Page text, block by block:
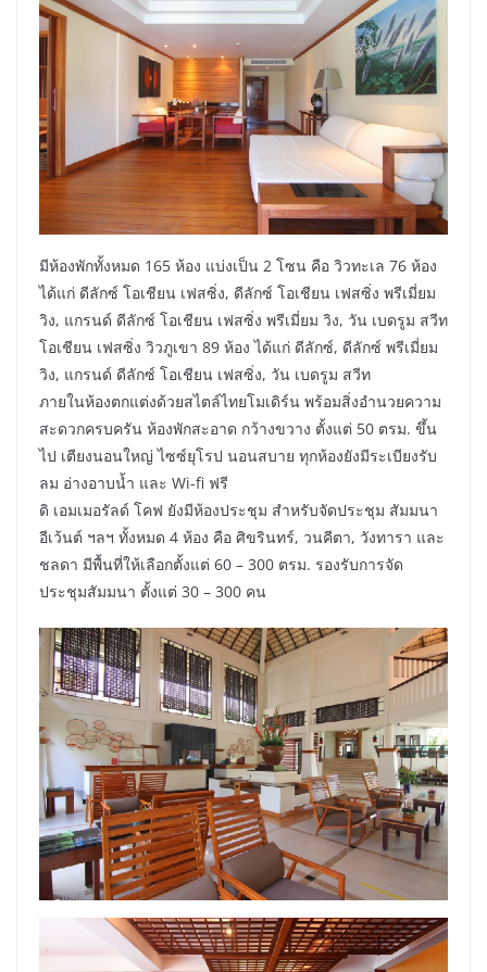
มีห้องพักทั้งหมด 165 ห้อง แบ่งเป็น 2 โซน คือ วิวทะเล 76 ห้อง
ได้แก่ ดีลักซ์ โอเชียน เฟสซิ่ง, ดีลักซ์ โอเชียน เฟสซิ่ง พรีเมี่ยม
วิง, แกรนด์ ดีลักซ์ โอเชียน เฟสซิ่ง พรีเมี่ยม วิง, วัน เบดรูม สวีท
โอเชียน เฟสซิ่ง วิวภูเขา 89 ห้อง ได้แก่ ดีลักซ์, ดีลักซ์ พรีเมี่ยม
วิง, แกรนด์ ดีลักซ์ โอเชียน เฟสซิ่ง, วัน เบดรูม สวีท
ภายในห้องตกแต่งด้วยสไตล์ไทยโมเดิร์น พร้อมสิ่งอำนวยความ
สะดวกครบครัน ห้องพักสะอาด กว้างขวาง ตั้งแต่ 50 ตรม. ขึ้น
ไป เตียงนอนใหญ่ ไซซ์ยุโรป นอนสบาย ทุกห้องยังมีระเบียงรับ
ลม อ่างอาบน้ำ และ Wi-fi ฟรี
ดิ เอมเมอรัลด์ โคฟ ยังมีห้องประชุม สำหรับจัดประชุม สัมมนา
อีเว้นต์ ฯลฯ ทั้งหมด 4 ห้อง คือ ศิขรินทร์, วนคีตา, วังทารา และ
ชลดา มีพื้นที่ให้เลือกตั้งแต่ 60 – 300 ตรม. รองรับการจัด
ประชุมสัมมนา ตั้งแต่ 30 – 300 คน